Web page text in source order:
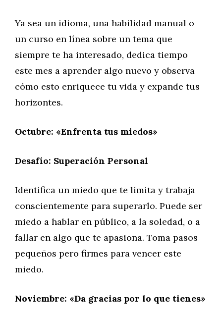
Ya sea un idioma, una habilidad manual o
un curso en línea sobre un tema que
siempre te ha interesado, dedica tiempo
este mes a aprender algo nuevo y observa
cómo esto enriquece tu vida y expande tus
horizontes.
Octubre: «Enfrenta tus miedos»
Desafío: Superación Personal
Identifica un miedo que te limita y trabaja
conscientemente para superarlo. Puede ser
miedo a hablar en público, a la soledad, o a
fallar en algo que te apasiona. Toma pasos
pequeños pero firmes para vencer este
miedo.
Noviembre: «Da gracias por lo que tienes»